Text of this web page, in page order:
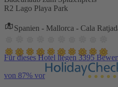
R2 Lago Playa Park
Spanien - Mallorca - Cala
Für dieses Hotel liegen 3395
von 87% vor